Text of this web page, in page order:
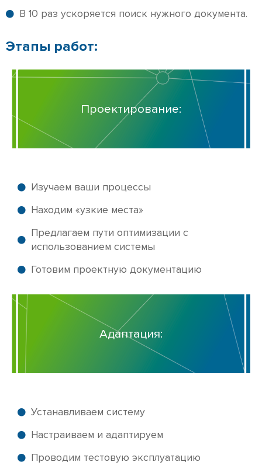
В 10 раз ускоряется поиск нужного документа.
Этапы работ:
Проектирование:
Изучаем ваши процессы
Находим «узкие места»
Предлагаем пути оптимизации с
использованием системы
Готовим проектную документацию
Адаптация:
Устанавливаем систему
Настраиваем и адаптируем
Проводим тестовую эксплуатацию